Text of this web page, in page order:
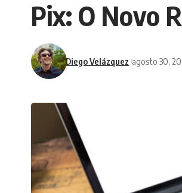
Pix: O Novo
Diego Velázquez agosto 30,